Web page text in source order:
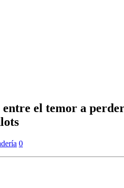
entre el temor a
0